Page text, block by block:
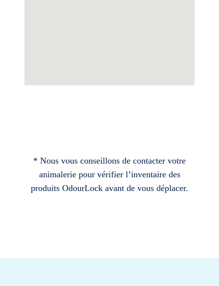
* Nous vous conseillons de contacter votre
animalerie pour vérifier l’inventaire des
produits OdourLock avant de vous déplacer.